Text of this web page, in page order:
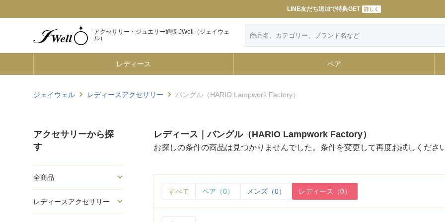
LINE友だち追加で特典GET 詳しく
令和８年熊本地震によるお荷物のお届けについて
アクセサリー・ジュエリー通販 JWell（ジェイウェ
ル）
レディース ペア
ジェイウェル レディースアクセサリー バングル（HARIO Lampwork Factory）
アクセサリーから探
す
全商品
レディースアクセサリー
レディース｜バングル（HARIO Lampwork Factory）
お探しの条件の商品は見つかりませんでした。条件を変更して再度お試しくださ
すべて ペア（0） メンズ（0） レディース（0）